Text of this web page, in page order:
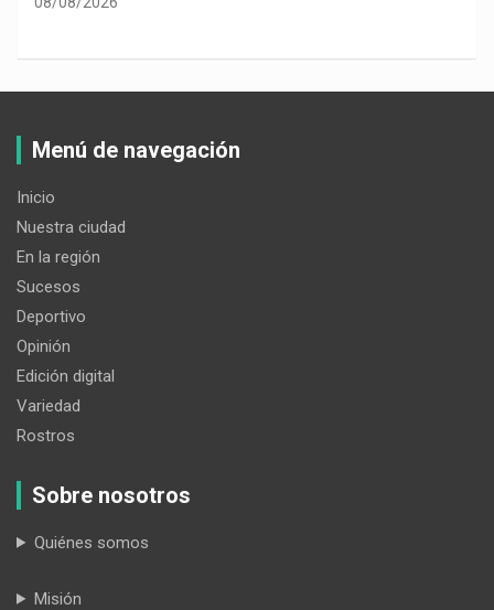
Menú de navegación
Inicio
Nuestra ciudad
En la región
Sucesos
Deportivo
Opinión
Edición digital
Variedad
Rostros
Sobre nosotros
Quiénes somos
Misión